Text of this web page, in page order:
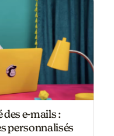
e-mails :
personnalisés